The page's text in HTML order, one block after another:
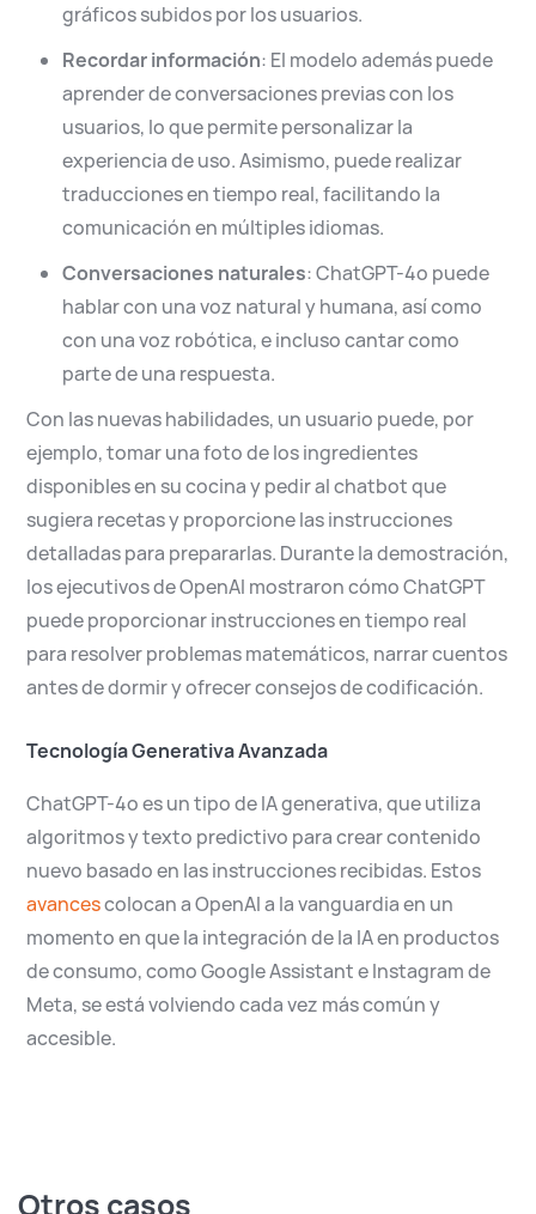
gráficos subidos por los usuarios.
Recordar información: El modelo además puede
aprender de conversaciones previas con los
usuarios, lo que permite personalizar la
experiencia de uso. Asimismo, puede realizar
traducciones en tiempo real, facilitando la
comunicación en múltiples idiomas.
Conversaciones naturales:ChatGPT-4o puede
hablar con una voz natural y humana, así como
con una voz robótica, e incluso cantar como
parte de una respuesta.
Con las nuevas habilidades, un usuario puede, por
ejemplo, tomar una foto de los ingredientes
disponibles en su cocina y pedir al chatbot que
sugiera recetas y proporcione las instrucciones
detalladas para prepararlas. Durante la demostración,
los ejecutivos de OpenAI mostraron cómo ChatGPT
puede proporcionar instrucciones en tiempo real
para resolver problemas matemáticos, narrar cuentos
antes de dormir y ofrecer consejos de codificación.
Tecnología Generativa Avanzada
ChatGPT-4o es un tipo de IA generativa, que utiliza
algoritmos y texto predictivo para crear contenido
nuevo basado en las instrucciones recibidas. Estos
avancescolocan a OpenAI a la vanguardia en un
momento en que la integración de la IA en productos
de consumo, como Google Assistant e Instagram de
Meta, se está volviendo cada vez más común y
accesible.
Otros casos